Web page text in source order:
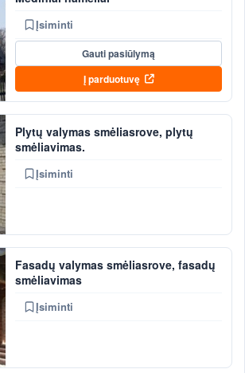
Įsiminti
Gauti pasiūlymą
Į parduotuvę
Plytų valymas smėliasrove, plytų
smėliavimas.
Įsiminti
Fasadų valymas smėliasrove, fasadų
smėliavimas
Įsiminti